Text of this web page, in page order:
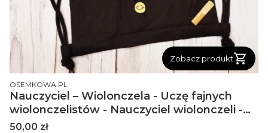
Zobacz produkt
PRODUCENT
OSEMKOWA.PL
Nauczyciel – Wiolonczela - Uczę fajnych
wiolonczelistów - Nauczyciel wiolonczeli -
Worek plecak
Cena
50,00 zł